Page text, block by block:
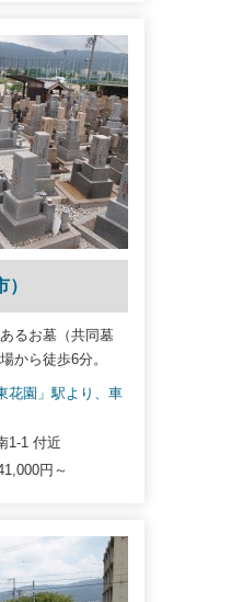
るお墓（共同墓
から徒歩6分。
花園」駅より、車
1-1 付近
円～